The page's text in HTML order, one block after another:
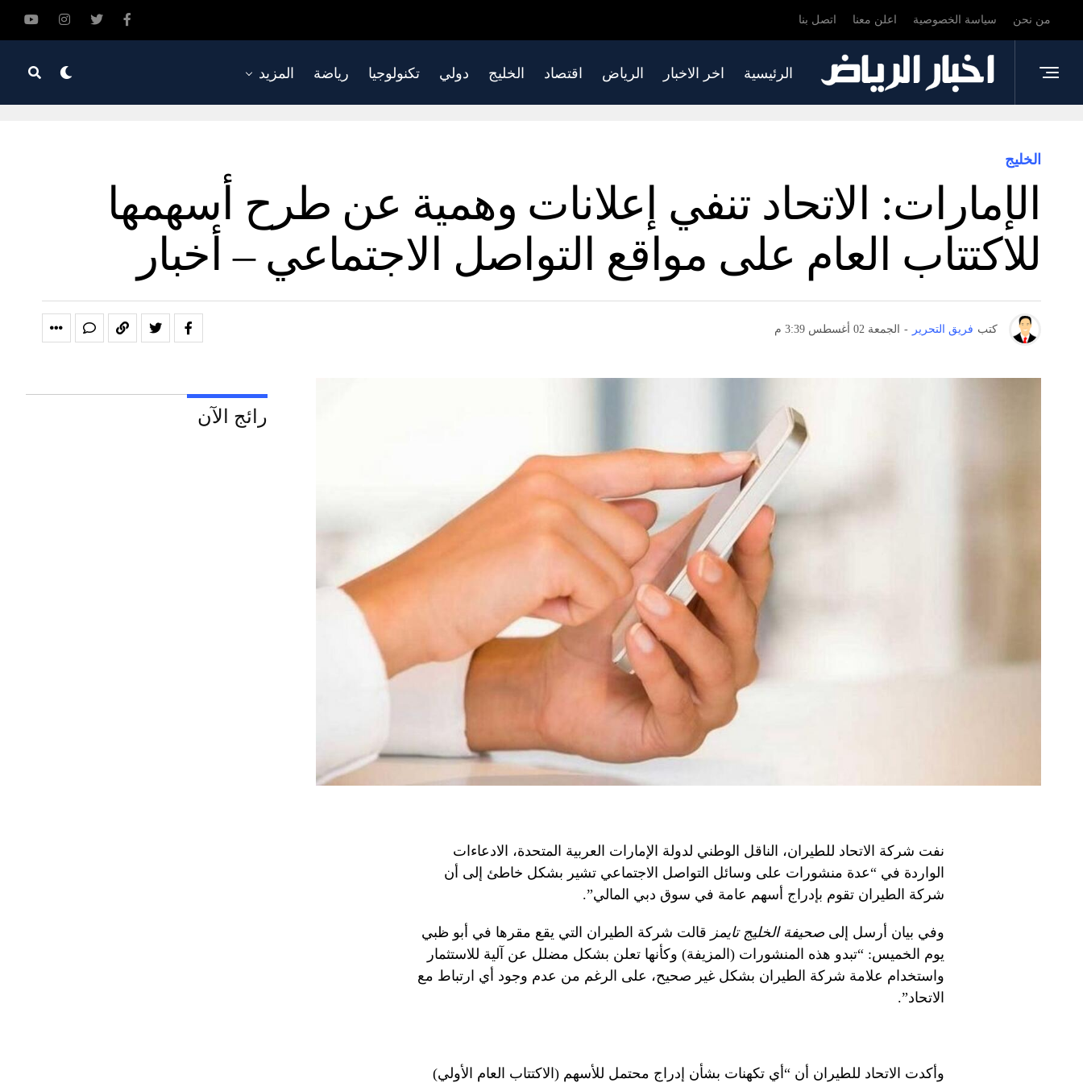
من نحن سياسة الخصوصية اعلن معنا اتصل بنا
الرئيسية اخر الاخبار الرياض اقتصاد الخليج دولي تكنولوجيا رياضة المزيد
الخليج
الإمارات: الاتحاد تنفي إعلانات وهمية عن طرح أسهمها
للاكتتاب العام على مواقع التواصل الاجتماعي – أخبار
كتب فريق التحرير - الجمعة 02 أغسطس 3:39 م
نفت شركة الاتحاد للطيران، الناقل الوطني لدولة الإمارات العربية المتحدة، الادعاءات
الواردة في “عدة منشورات على وسائل التواصل الاجتماعي تشير بشكل خاطئ إلى أن
شركة الطيران تقوم بإدراج أسهم عامة في سوق دبي المالي”.
وفي بيان أرسل إلى صحيفة الخليج تايمز قالت شركة الطيران التي يقع مقرها في أبو ظبي
يوم الخميس: “تبدو هذه المنشورات (المزيفة) وكأنها تعلن بشكل مضلل عن آلية للاستثمار
واستخدام علامة شركة الطيران بشكل غير صحيح، على الرغم من عدم وجود أي ارتباط مع
الاتحاد”.
وأكدت الاتحاد للطيران أن “أي تكهنات بشأن إدراج محتمل للأسهم (الاكتتاب العام الأولي)
رائج الآن